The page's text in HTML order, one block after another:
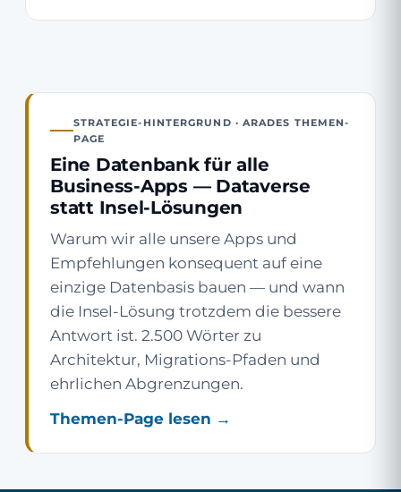
STRATEGIE-HINTERGRUND · ARADES THEMEN-
PAGE
Eine Datenbank für alle
Business-Apps — Dataverse
statt Insel-Lösungen
Warum wir alle unsere Apps und
Empfehlungen konsequent auf eine
einzige Datenbasis bauen — und wann
die Insel-Lösung trotzdem die bessere
Antwort ist. 2.500 Wörter zu
Architektur, Migrations-Pfaden und
ehrlichen Abgrenzungen.
Themen-Page lesen →